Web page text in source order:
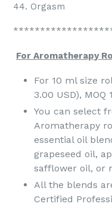
44.
For Aromatherapy
For 10 ml size
3.00 USD), MOQ
You can select
Aromatherapy
essential oil
grapeseed oil,
safflower oil, or
All the blends
Certified